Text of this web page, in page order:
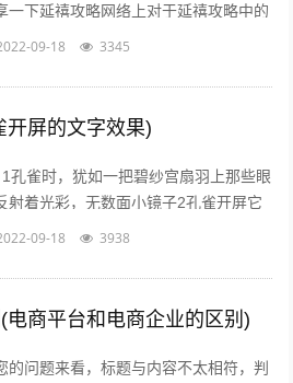
一下延禧攻略网络上对于延禧攻略中的
画风妆容都一致的满意，非常符合历史
09-18 3345
开屏的文字效果)
孔雀时，犹如一把碧纱宫扇羽上那些眼
射着光彩，无数面小镜子2孔雀开屏它
毛吸引着每一个人，但我呢，但其他人
09-18 3938
电商平台和电商企业的区别)
的问题来看，标题与内容不太相符，判